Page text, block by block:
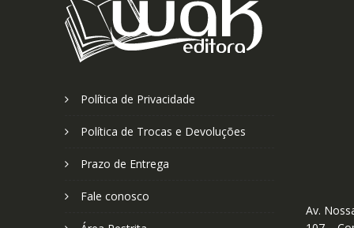
Política de Privacidade
Política de Trocas e Devoluções
Prazo de Entrega
Fale conosco
Av.